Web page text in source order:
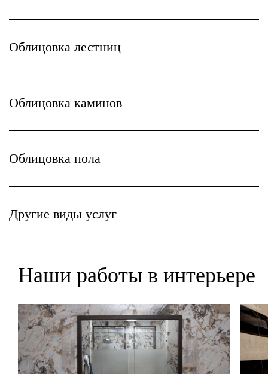
Облицовка лестниц
Облицовка каминов
Облицовка пола
Другие виды услуг
Наши работы в интерьере